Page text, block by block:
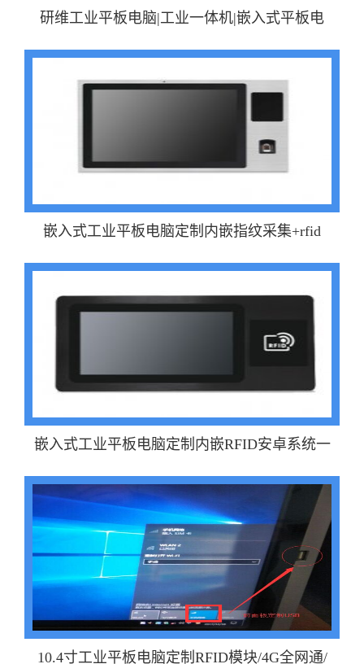
研维工业平板电脑|工业一体机|嵌入式平板电
嵌入式工业平板电脑定制内嵌指纹采集+rfid
嵌入式工业平板电脑定制内嵌RFID安卓系统一
10.4寸工业平板电脑定制RFID模块/4G全网通/